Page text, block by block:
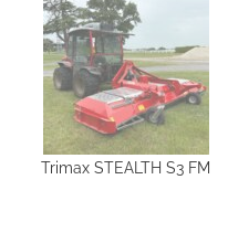
Trimax STEALTH S3 FM